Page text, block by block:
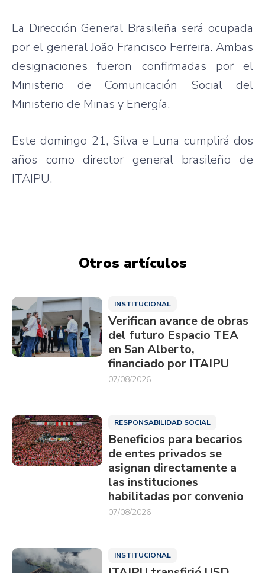
La Dirección General Brasileña será ocupada
por el general João Francisco Ferreira. Ambas
designaciones fueron confirmadas por el
Ministerio de Comunicación Social del
Ministerio de Minas y Energía.
Este domingo 21, Silva e Luna cumplirá dos
años como director general brasileño de
ITAIPU.
Otros artículos
INSTITUCIONAL
Verifican avance de obras
del futuro Espacio TEA
en San Alberto,
financiado por ITAIPU
07/08/2026
RESPONSABILIDAD SOCIAL
Beneficios para becarios
de entes privados se
asignan directamente a
las instituciones
habilitadas por convenio
07/08/2026
INSTITUCIONAL